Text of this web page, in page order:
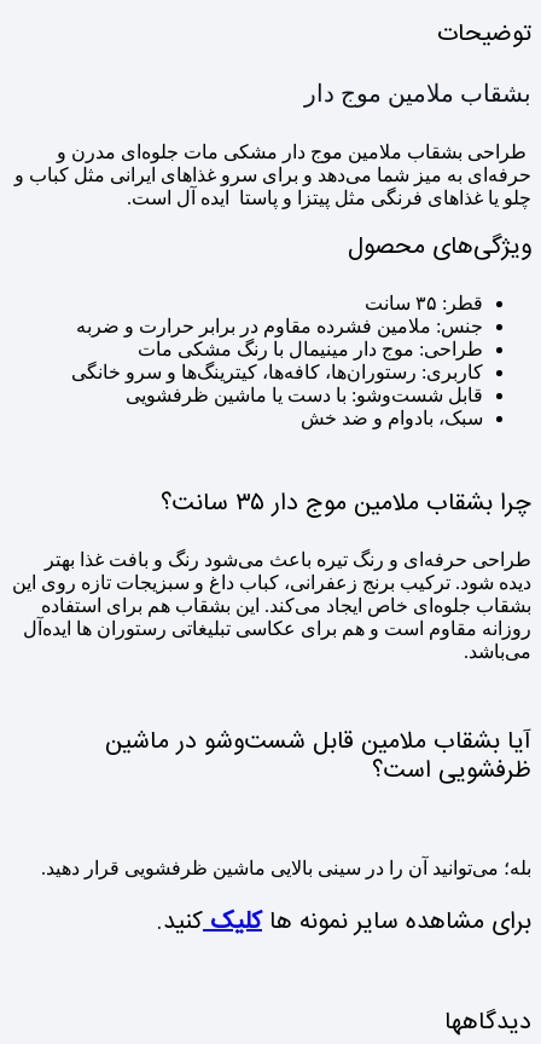
توضیحات
بشقاب ملامین موج‌ دار
طراحی بشقاب ملامین موج دار مشکی مات جلوه‌ای مدرن و
حرفه‌ای به میز شما می‌دهد و برای سرو غذاهای ایرانی مثل کباب و
چلو یا غذاهای فرنگی مثل پیتزا و پاستا ایده‌ آل است.
ویژگی‌های محصول
قطر: ۳۵ سانت
جنس: ملامین فشرده مقاوم در برابر حرارت و ضربه
طراحی: موج‌ دار مینیمال با رنگ مشکی مات
کاربری: رستوران‌ها، کافه‌ها، کیترینگ‌ها و سرو خانگی
قابل شست‌وشو: با دست یا ماشین ظرفشویی
سبک، بادوام و ضد خش
چرا بشقاب ملامین موج‌ دار ۳۵ سانت؟
طراحی حرفه‌ای و رنگ تیره باعث می‌شود رنگ و بافت غذا بهتر
دیده شود. ترکیب برنج زعفرانی، کباب داغ و سبزیجات تازه روی این
بشقاب جلوه‌ای خاص ایجاد می‌کند. این بشقاب هم برای استفاده
روزانه مقاوم است و هم برای عکاسی تبلیغاتی رستوران‌ ها ایده‌آل
می‌باشد.
آیا بشقاب ملامین قابل شست‌وشو در ماشین
ظرفشویی است؟
بله؛ می‌توانید آن را در سینی بالایی ماشین ظرفشویی قرار دهید.
برای مشاهده سایر نمونه هاکلیککنید.
دیدگاهها